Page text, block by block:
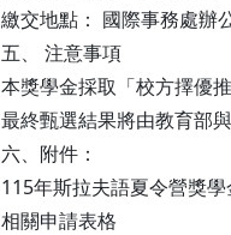
繳交地點： 國際事務處辦
五、 注意事項
本獎學金採取「校方擇優
最終甄選結果將由教育部
六、附件：
115年斯拉夫語夏令營獎
相關申請表格